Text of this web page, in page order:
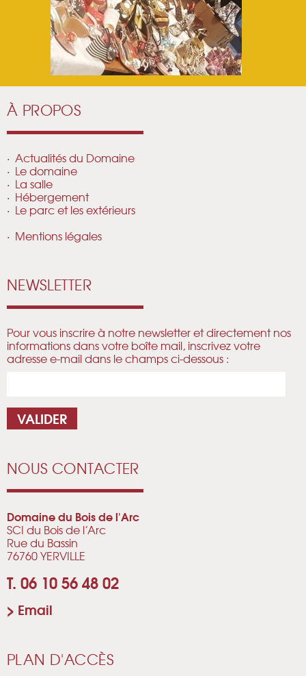
À PROPOS
Actualités du Domaine
Le domaine
La salle
Hébergement
Le parc et les extérieurs
Mentions légales
NEWSLETTER
Pour vous inscrire à notre newsletter et directement nos
informations dans votre boîte mail, inscrivez votre
adresse e-mail dans le champs ci-dessous :
NOUS CONTACTER
Domaine du Bois de l'Arc
SCI du Bois de l’Arc
Rue du Bassin
76760 YERVILLE
T. 06 10 56 48 02
> Email
PLAN D'ACCÈS